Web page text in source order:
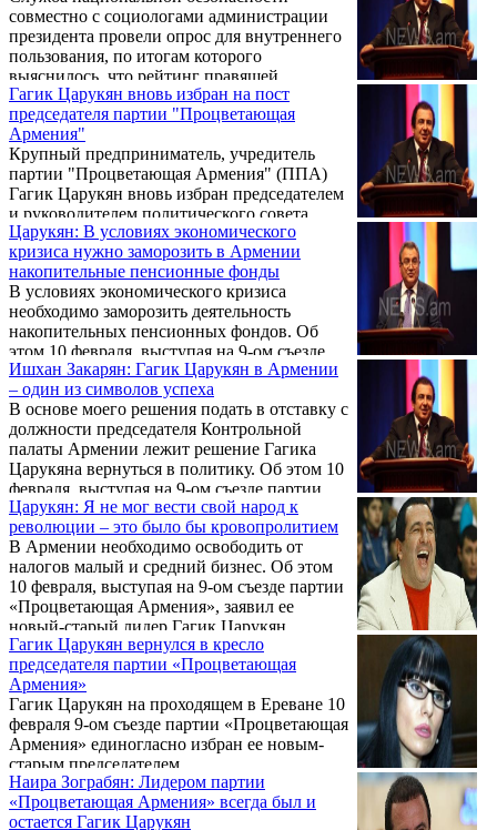
совместно с социологами администрации
президента провели опрос для внутреннего
пользования, по итогам которого
выяснилось, что рейтинг правящей
Республиканской партии Армении крайне
низок, пишет газета "Жаманак" (Время).
Гагик Царукян вновь избран на пост
председателя партии "Процветающая
Армения"
Крупный предприниматель, учредитель
партии "Процветающая Армения" (ППА)
Гагик Царукян вновь избран председателем
и руководителем политического совета
ППА. Выборы прошли в ходе IX
очередного съезда партии "Процветающая
Армения" в пятницу.
Царукян: В условиях экономического
кризиса нужно заморозить в Армении
накопительные пенсионные фонды
В условиях экономического кризиса
необходимо заморозить деятельность
накопительных пенсионных фондов. Об
этом 10 февраля, выступая на 9-ом съезде
партии «Процветающая Армения», заявил
ее лидер Гагик Царукян.
Ишхан Закарян: Гагик Царукян в Армении
– один из символов успеха
В основе моего решения подать в отставку с
должности председателя Контрольной
палаты Армении лежит решение Гагика
Царукяна вернуться в политику. Об этом 10
февраля, выступая на 9-ом съезде партии
«Процветающая Армения», заявил бывший
глава Контрольной палаты, руководитель
предвыборного штаба «ПА» Ишхан
Закарян.
Царукян: Я не мог вести свой народ к
революции – это было бы кровопролитием
В Армении необходимо освободить от
налогов малый и средний бизнес. Об этом
10 февраля, выступая на 9-ом съезде партии
«Процветающая Армения», заявил ее
новый-старый лидер Гагик Царукян.
Гагик Царукян вернулся в кресло
председателя партии «Процветающая
Армения»
Гагик Царукян на проходящем в Ереване 10
февраля 9-ом съезде партии «Процветающая
Армения» единогласно избран ее новым-
старым председателем.
Наира Зограбян: Лидером партии
«Процветающая Армения» всегда был и
остается Гагик Царукян